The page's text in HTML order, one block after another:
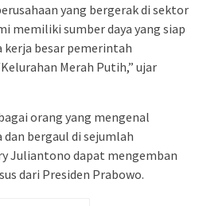
yang bergerak di sektor
memiliki sumber daya yang siap
kerja besar pemerintah
Merah Putih,” ujar
orang yang mengenal
bergaul di sejumlah
Juliantono dapat mengemban
dari Presiden Prabowo.